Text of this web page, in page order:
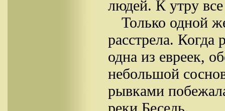
людей. К утру
Только одной
расстрела. Когда
одна из евреек,
небольшой
рывками
реки Беседь.